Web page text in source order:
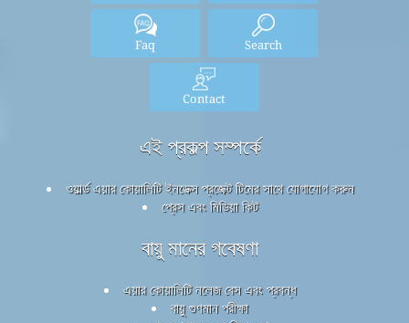
Faq Search
Contact
এই প্রকল্প সম্পর্কে
ওয়ার্ল্ড এয়ার কোয়ালিটি ইনডেক্স প্রজেক্ট টিমের সাথে যোগাযোগ করুন
প্রেস এবং মিডিয়া কিট
বায়ু মানের গবেষণা
এয়ার কোয়ালিটি নলেজ বেস এবং প্রবন্ধ
বায়ু গুণমান পরীক্ষা